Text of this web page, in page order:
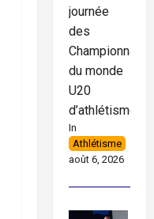
journée
des
Championnats
du monde
U20
d’athlétisme
In
Athlétisme
août 6, 2026